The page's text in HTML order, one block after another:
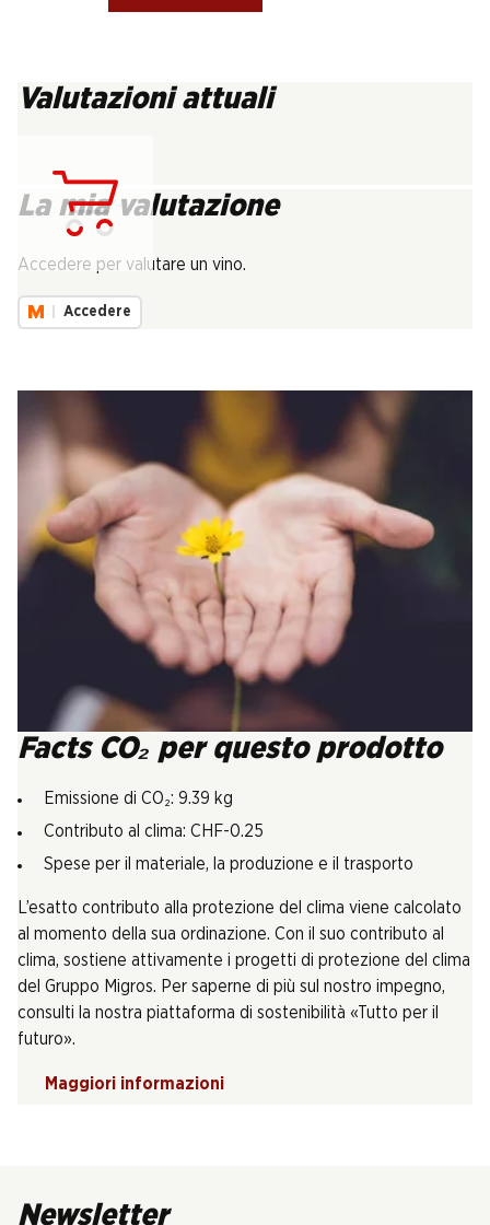
Valutazioni attuali
La mia valutazione
Accedere per valutare un vino.
Accedere
Facts CO₂ per questo prodotto
Emissione di CO₂: 9.39 kg
Contributo al clima: CHF-0.25
Spese per il materiale, la produzione e il trasporto
L’esatto contributo alla protezione del clima viene calcolato
al momento della sua ordinazione. Con il suo contributo al
clima, sostiene attivamente i progetti di protezione del clima
del Gruppo Migros. Per saperne di più sul nostro impegno,
consulti la nostra piattaforma di sostenibilità «Tutto per il
futuro».
Maggiori informazioni
Newsletter